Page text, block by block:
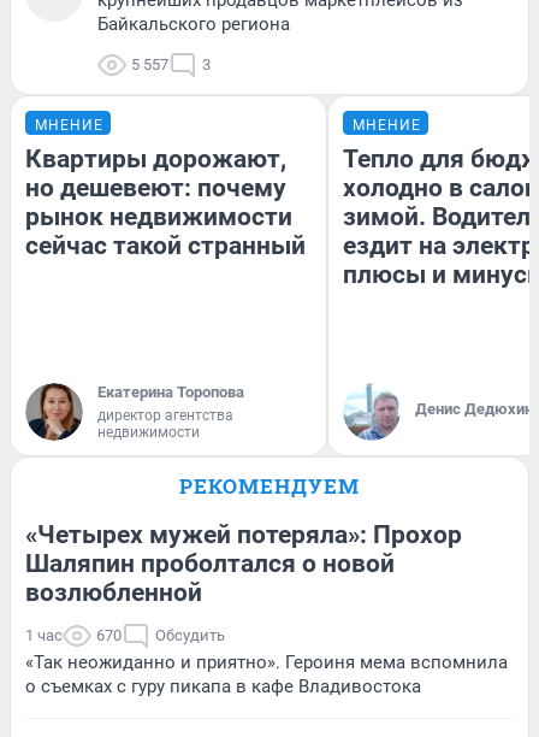
Байкальского региона
5 557 3
МНЕНИЕ
Квартиры дорожают,
но дешевеют: почему
рынок недвижимости
сейчас такой странный
Екатерина Торопова
директор агентства
недвижимости
МНЕНИЕ
Тепло для
холодно в
зимой.
ездит на
плюсы и
Денис Дедюхин
РЕКОМЕНДУЕМ
«Четырех мужей потеряла»: Прохор
Шаляпин проболтался о новой
возлюбленной
1 час 670 Обсудить
«Так неожиданно и приятно». Героиня мема вспомнила
о съемках с гуру пикапа в кафе Владивостока